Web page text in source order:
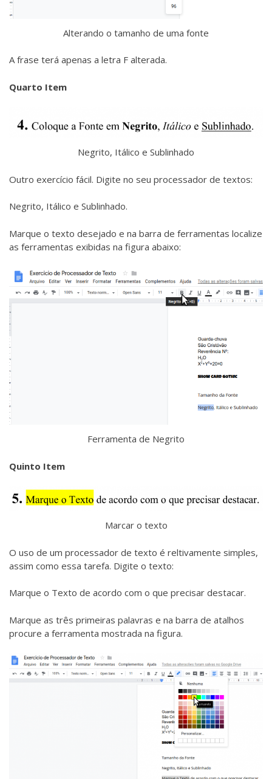
Alterando o tamanho de uma fonte
A frase terá apenas a letra F alterada.
Quarto Item
Negrito, Itálico e Sublinhado
Outro exercício fácil. Digite no seu processador de textos:
Negrito, Itálico e Sublinhado.
Marque o texto desejado e na barra de ferramentas localize
as ferramentas exibidas na figura abaixo:
Ferramenta de Negrito
Quinto Item
Marcar o texto
O uso de um processador de texto é reltivamente simples,
assim como essa tarefa. Digite o texto:
Marque o Texto de acordo com o que precisar destacar.
Marque as três primeiras palavras e na barra de atalhos
procure a ferramenta mostrada na figura.